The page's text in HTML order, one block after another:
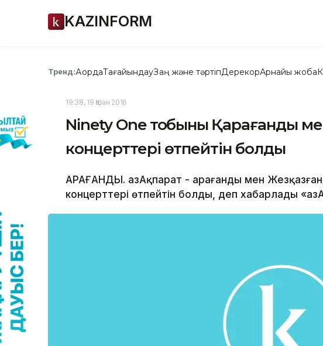
KAZINFORM
Тренд:АқордаТағайындауЗаң және тәртіпДерекқорАрнайы жоба
19:38, 19 Қазан 2016
Ninety One тобының Қарағанды
концерттері өтпейтін болды
ҚАРАҒАНДЫ. ҚазАқпарат - Қарағанды мен
концерттері өтпейтін болды, деп хабарлады